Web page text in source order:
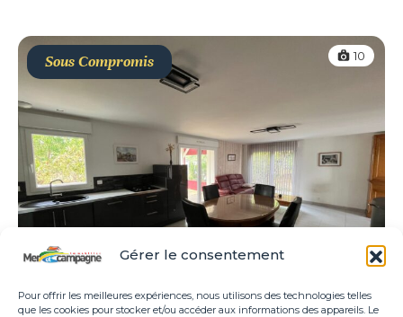
Gérer le consentement
Pour offrir les meilleures expériences, nous utilisons des technologies telles
que les cookies pour stocker et/ou accéder aux informations des appareils. Le
Sous Compromis 10